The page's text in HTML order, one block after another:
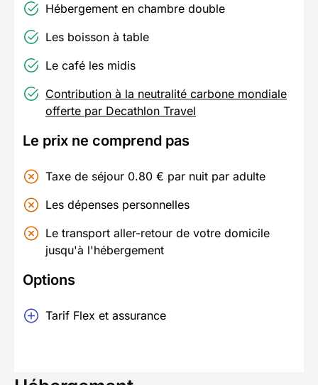
Hébergement en chambre double
Les boisson à table
Le café les midis
Contribution à la neutralité carbone mondiale
offerte par Decathlon Travel
Le prix ne comprend pas
Taxe de séjour 0.80 € par nuit par adulte
Les dépenses personnelles
Le transport aller-retour de votre domicile
jusqu'à l'hébergement
Options
Tarif Flex et assurance